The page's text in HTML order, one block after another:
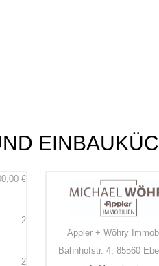
€
2
2
Appler + Wöhry
Bahnhofstr. 4, 85560